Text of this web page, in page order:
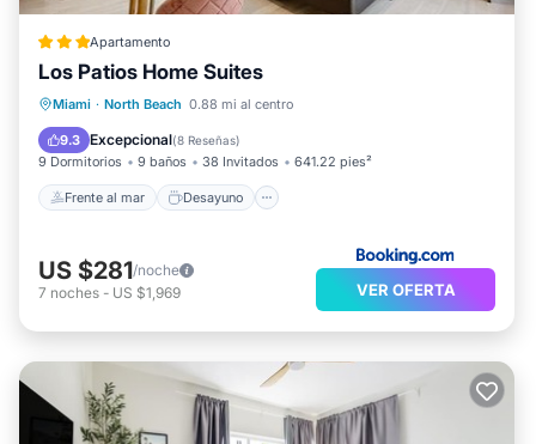
Apartamento
Los Patios Home Suites
Miami · North Beach 0.88 mi al centro
9.3 Excepcional(8 Reseñas)
9 Dormitorios 9 baños 38 Invitados 641.22 pies²
Frente al mar Desayuno
Frente al mar
Desayuno
Aparcamiento
US $281/noche
7 noches - US $1,969 VER OFERTA